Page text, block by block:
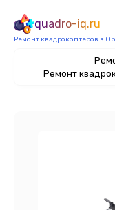
quadro-iq.ru
Ремонт квадрокоптеров в
Ремонт